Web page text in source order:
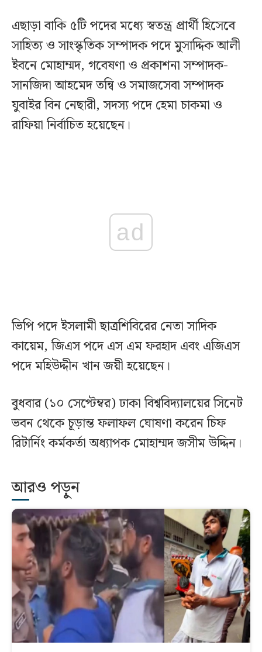
এছাড়া বাকি ৫টি পদের মধ্যে স্বতন্ত্র প্রার্থী হিসেবে
সাহিত্য ও সাংস্কৃতিক সম্পাদক পদে মুসাদ্দিক আলী
ইবনে মোহাম্মদ, গবেষণা ও প্রকাশনা সম্পাদক-
সানজিদা আহমেদ তন্বি ও সমাজসেবা সম্পাদক
যুবাইর বিন নেছারী, সদস্য পদে হেমা চাকমা ও
রাফিয়া নির্বাচিত হয়েছেন।
ad
ভিপি পদে ইসলামী ছাত্রশিবিরের নেতা সাদিক
কায়েম, জিএস পদে এস এম ফরহাদ এবং এজিএস
পদে মহিউদ্দীন খান জয়ী হয়েছেন।
বুধবার (১০ সেপ্টেম্বর) ঢাকা বিশ্ববিদ্যালয়ের সিনেট
ভবন থেকে চূড়ান্ত ফলাফল ঘোষণা করেন চিফ
রিটার্নিং কর্মকর্তা অধ্যাপক মোহাম্মদ জসীম উদ্দিন।
আরও পড়ুন